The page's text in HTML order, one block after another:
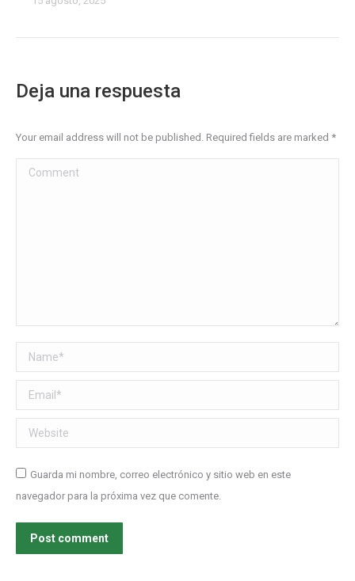
Deja una respuesta
Your email address will not be published. Required fields are marked *
Comment
Name *
Email *
Website
Guarda mi nombre, correo electrónico y sitio web en este
navegador para la próxima vez que comente.
Post comment